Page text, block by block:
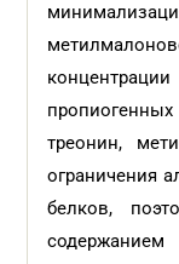
треонин,
ограничения
белков,